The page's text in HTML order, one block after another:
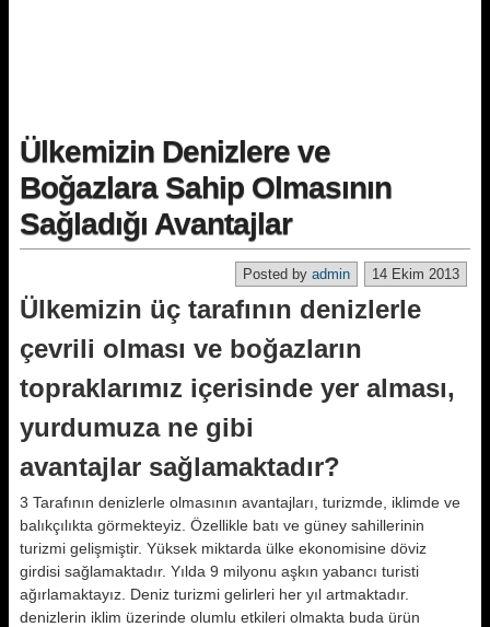
Ülkemizin Denizlere ve
Boğazlara Sahip Olmasının
Sağladığı Avantajlar
14 Ekim 2013
Posted by admin
Ülkemizin üç tarafının denizlerle
çevrili olması ve boğazların
topraklarımız içerisinde yer alması,
yurdumuza ne gibi
avantajlar sağlamaktadır?
3 Tarafının denizlerle olmasının avantajları, turizmde, iklimde ve
balıkçılıkta görmekteyiz. Özellikle batı ve güney sahillerinin
turizmi gelişmiştir. Yüksek miktarda ülke ekonomisine döviz
girdisi sağlamaktadır. Yılda 9 milyonu aşkın yabancı turisti
ağırlamaktayız. Deniz turizmi gelirleri her yıl artmaktadır.
denizlerin iklim üzerinde olumlu etkileri olmakta buda ürün